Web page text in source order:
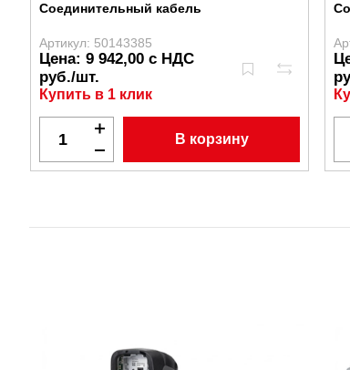
Соединительный кабель
Артикул: 50143385
Цена: 9 942,00 с НДС
руб./шт.
Купить в 1 клик
В корзину